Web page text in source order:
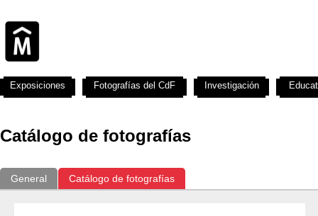
Catálogo de fotografías
General Catálogo de fotografías
Exposiciones Fotografías del CdF Investigación